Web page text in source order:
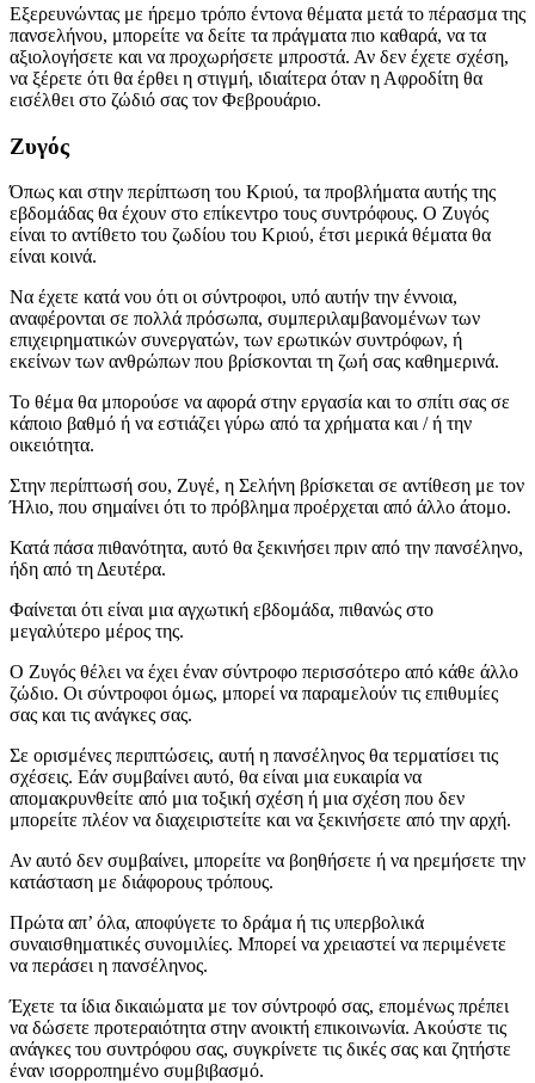
Εξερευνώντας με ήρεμο τρόπο έντονα θέματα μετά το πέρασμα της
πανσελήνου, μπορείτε να δείτε τα πράγματα πιο καθαρά, να τα
αξιολογήσετε και να προχωρήσετε μπροστά. Αν δεν έχετε σχέση,
να ξέρετε ότι θα έρθει η στιγμή, ιδιαίτερα όταν η Αφροδίτη θα
εισέλθει στο ζώδιό σας τον Φεβρουάριο.
Ζυγός
Όπως και στην περίπτωση του Κριού, τα προβλήματα αυτής της
εβδομάδας θα έχουν στο επίκεντρο τους συντρόφους. Ο Ζυγός
είναι το αντίθετο του ζωδίου του Κριού, έτσι μερικά θέματα θα
είναι κοινά.
Να έχετε κατά νου ότι οι σύντροφοι, υπό αυτήν την έννοια,
αναφέρονται σε πολλά πρόσωπα, συμπεριλαμβανομένων των
επιχειρηματικών συνεργατών, των ερωτικών συντρόφων, ή
εκείνων των ανθρώπων που βρίσκονται τη ζωή σας καθημερινά.
Το θέμα θα μπορούσε να αφορά στην εργασία και το σπίτι σας σε
κάποιο βαθμό ή να εστιάζει γύρω από τα χρήματα και / ή την
οικειότητα.
Στην περίπτωσή σου, Ζυγέ, η Σελήνη βρίσκεται σε αντίθεση με τον
Ήλιο, που σημαίνει ότι το πρόβλημα προέρχεται από άλλο άτομο.
Κατά πάσα πιθανότητα, αυτό θα ξεκινήσει πριν από την πανσέληνο,
ήδη από τη Δευτέρα.
Φαίνεται ότι είναι μια αγχωτική εβδομάδα, πιθανώς στο
μεγαλύτερο μέρος της.
Ο Ζυγός θέλει να έχει έναν σύντροφο περισσότερο από κάθε άλλο
ζώδιο. Οι σύντροφοι όμως, μπορεί να παραμελούν τις επιθυμίες
σας και τις ανάγκες σας.
Σε ορισμένες περιπτώσεις, αυτή η πανσέληνος θα τερματίσει τις
σχέσεις. Εάν συμβαίνει αυτό, θα είναι μια ευκαιρία να
απομακρυνθείτε από μια τοξική σχέση ή μια σχέση που δεν
μπορείτε πλέον να διαχειριστείτε και να ξεκινήσετε από την αρχή.
Αν αυτό δεν συμβαίνει, μπορείτε να βοηθήσετε ή να ηρεμήσετε την
κατάσταση με διάφορους τρόπους.
Πρώτα απ’ όλα, αποφύγετε το δράμα ή τις υπερβολικά
συναισθηματικές συνομιλίες. Μπορεί να χρειαστεί να περιμένετε
να περάσει η πανσέληνος.
Έχετε τα ίδια δικαιώματα με τον σύντροφό σας, επομένως πρέπει
να δώσετε προτεραιότητα στην ανοικτή επικοινωνία. Ακούστε τις
ανάγκες του συντρόφου σας, συγκρίνετε τις δικές σας και ζητήστε
έναν ισορροπημένο συμβιβασμό.